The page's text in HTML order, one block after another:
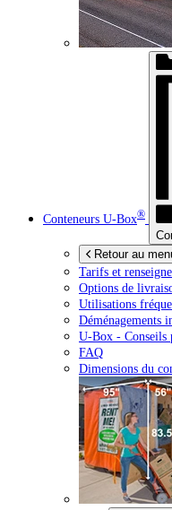
Conteneurs U-Box®
Retour au
Tarifs et
Options de
Utilisations
Déménagements
U-Box - Conseils
FAQ
Dimensions du